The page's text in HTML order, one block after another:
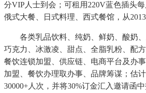
分VIP人士到会；可租用220V蓝色插头每
俄式大餐、日式料理、西式餐馆，从2013
各类乳品饮料、纯奶、鲜奶、酸奶、
巧克力、冰激凌、甜点、全脂乳粉、配
餐饮连锁加盟、供应链、电商平台及办
加盟、餐饮办理取办事、品牌筹谋；估
30000+人次，并将30%订金汇入邀请函